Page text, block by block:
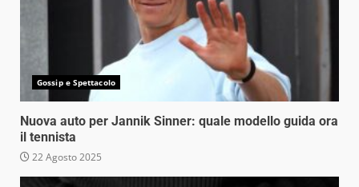
Gossip e Spettacolo
Nuova auto per Jannik Sinner: quale modello guida ora
il tennista
22 Agosto 2025